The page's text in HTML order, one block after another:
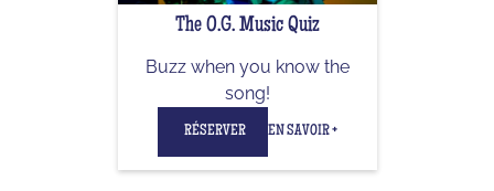
The O.G. Music Quiz
Buzz when you know the
song!
RÉSERVER EN SAVOIR +